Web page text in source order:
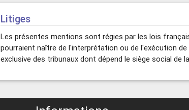
Litiges
Les présentes mentions sont régies par les lois
pourraient naître de l'interprétation ou de l'exécution
exclusive des tribunaux dont dépend le siège social de